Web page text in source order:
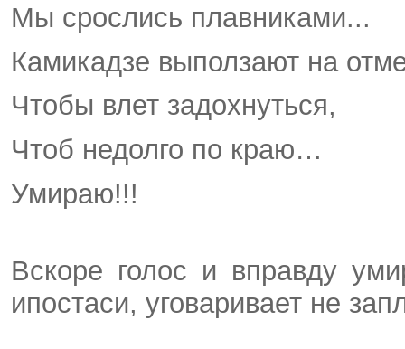
Мы срослись плавниками...
Камикадзе выползают на
Чтобы влет задохнуться,
Чтоб недолго по краю…
Умираю!!!
Вскоре голос и вправду
ипостаси, уговаривает не